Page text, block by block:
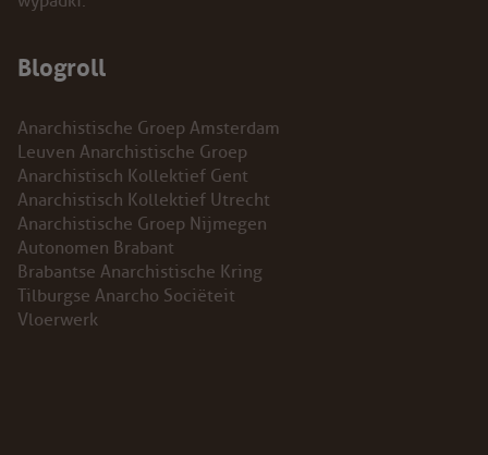
Blogroll
Anarchistische Groep Amsterdam
Leuven Anarchistische Groep
Anarchistisch Kollektief Gent
Anarchistisch Kollektief Utrecht
Anarchistische Groep Nijmegen
Autonomen Brabant
Brabantse Anarchistische Kring
Tilburgse Anarcho Sociëteit
Vloerwerk